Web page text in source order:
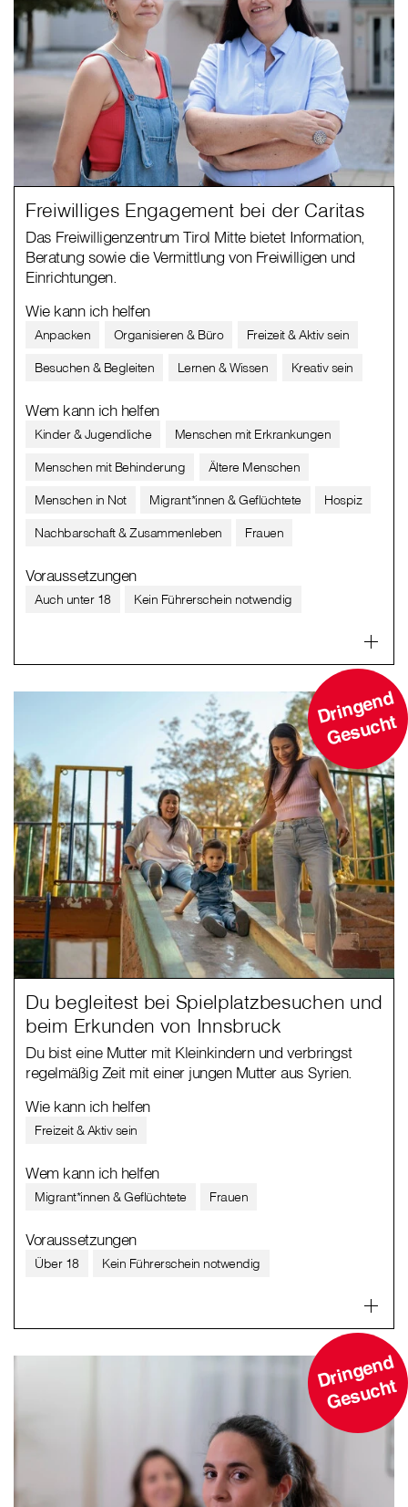
Freiwilliges Engagement bei der Caritas
Das Freiwilligenzentrum Tirol Mitte bietet Information,
Beratung sowie die Vermittlung von Freiwilligen und
Einrichtungen.
Wie kann ich helfen
Anpacken Organisieren & Büro
Freizeit & Aktiv sein
Besuchen & Begleiten
Lernen & Wissen Kreativ sein
Wem kann ich helfen
Kinder & Jugendliche
Menschen mit Erkrankungen
Menschen mit Behinderung
Ältere Menschen
Menschen in Not
Migrant*innen & Geflüchtete
Hospiz
Nachbarschaft & Zusammenleben
Frauen
Voraussetzungen
Auch unter 18 Kein Führerschein notwendig
D
ri
n
g
e
n
d
G
e
s
u
c
ht
Du begleitest bei Spielplatzbesuchen und
beim Erkunden von Innsbruck
Du bist eine Mutter mit Kleinkindern und verbringst
regelmäßig Zeit mit einer jungen Mutter aus Syrien.
Wie kann ich helfen
Freizeit & Aktiv sein
Wem kann ich helfen
Migrant*innen & Geflüchtete Frauen
Voraussetzungen
Über 18 Kein Führerschein notwendig
D
ri
n
g
e
n
d
G
e
s
u
c
ht